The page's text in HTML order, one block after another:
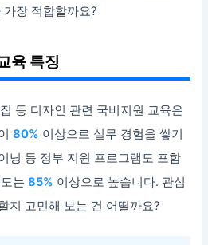
장 적합할까요?
육 특징
등 디자인 관련 국비지원 교육은
80% 이상으로 실무 경험을 쌓기
닝 등 정부 지원 프로그램도 포함
도는85% 이상으로 높습니다. 관심
지 고민해 보는 건 어떨까요?